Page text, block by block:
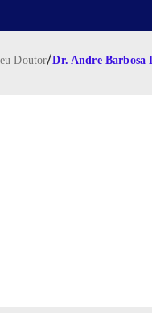
Doutor/Dr. Andre Barbosa